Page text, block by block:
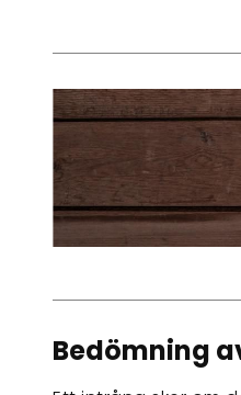
Bedömning